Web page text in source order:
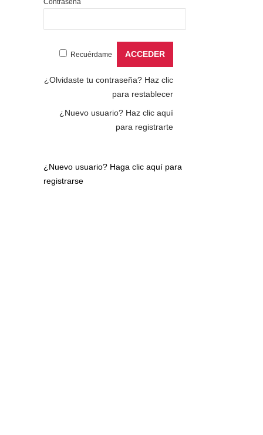
Contraseña
Recuérdame
¿Olvidaste tu contraseña? Haz clic
para restablecer
¿Nuevo usuario? Haz clic aquí
para registrarte
¿Nuevo usuario? Haga clic aquí para
registrarse